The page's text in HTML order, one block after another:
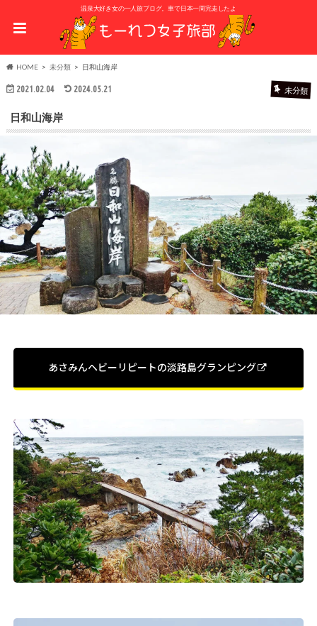
温泉大好き女の一人旅ブログ。車で日本一周完走したよ
HOME 未分類 日和山海岸
2021.02.04 2024.05.21 未分類
日和山海岸
あさみんヘビーリピートの淡路島グランピング